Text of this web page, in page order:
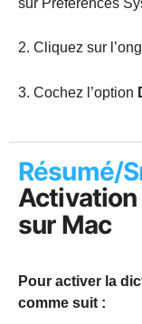
2. Cliquez sur
3. Cochez l’option
Résumé/
sur Mac
Pour activer la
comme suit :